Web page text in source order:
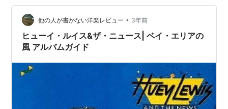
は私、オタクと言えるほどのビバヒルファン。 セリフも
空で言…他の人が書かない洋楽レビュー • 3年前
ヒューイ・ルイス&ザ・ニュース| ベイ・エリアの
風 アルバムガイド